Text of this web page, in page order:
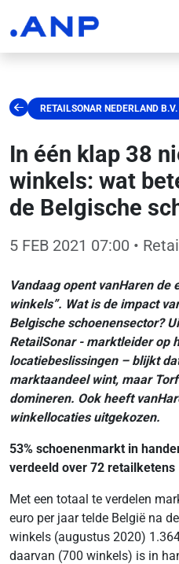
RETAILSONAR NEDERLAND B.V.
In één klap 38
winkels: wat
de Belgische
5 FEB 2021 07:00 •
Vandaag opent vanHaren de
winkels”. Wat is de impact
Belgische schoenensector?
RetailSonar - marktleider op
locatiebeslissingen – blijkt
marktaandeel wint, maar
domineren. Ook heeft
winkellocaties uitgekozen.
53% schoenenmarkt in
verdeeld over 72 retailketens
Met een totaal te verdelen
euro per jaar telde België na
winkels (augustus 2020)
daarvan (700 winkels) is in